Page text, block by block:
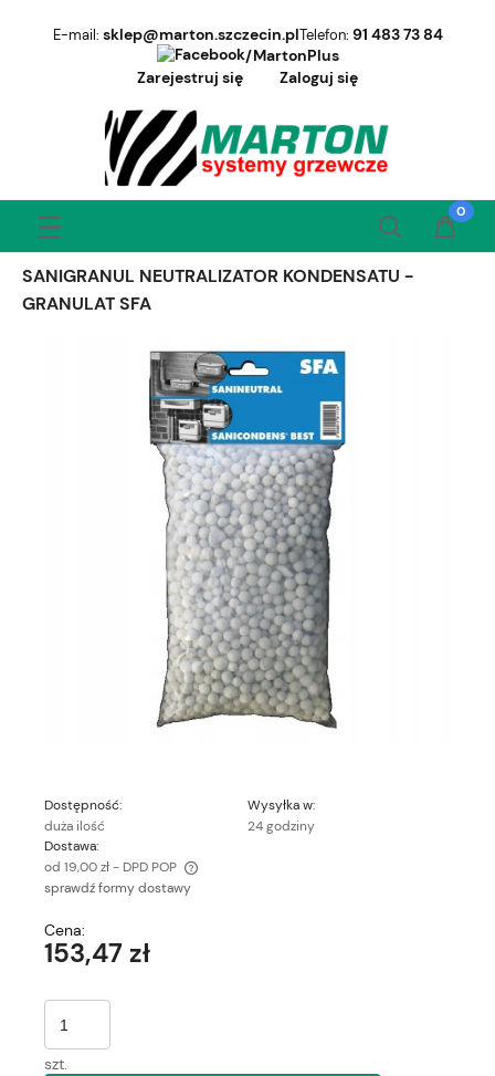
E-mail: sklep@marton.szczecin.plTelefon: 91 483 73 84
/MartonPlus
Zarejestruj się
Zaloguj się
SANIGRANUL NEUTRALIZATOR KONDENSATU -
GRANULAT SFA
Dostępność:
duża ilość
Wysyłka w:
24 godziny
Dostawa:
od 19,00 zł- DPD POP
Cena nie zawiera ewentualnych kosztów płatności
sprawdź formy dostawy
Cena:
153,47 zł
szt.